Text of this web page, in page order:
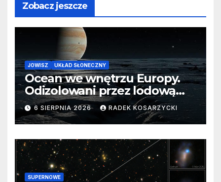
Zobacz jeszcze
JOWISZ UKŁAD SŁONECZNY
Ocean we wnętrzu Europy.
Odizolowani przez lodową
barierę
6 SIERPNIA 2026 RADEK KOSARZYCKI
SUPERNOWE